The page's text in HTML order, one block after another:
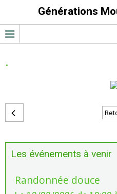
Générations
.
Les événements à venir
Randonnée douce